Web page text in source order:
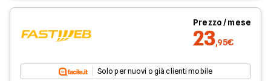
Prezzo / mese
23,95€
Solo per nuovi o già clienti mobile